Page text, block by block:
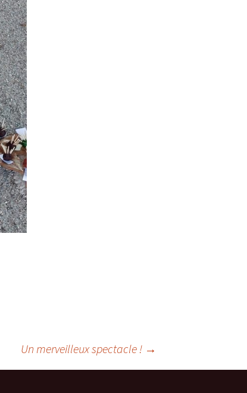
Un merveilleux spectacle ! →